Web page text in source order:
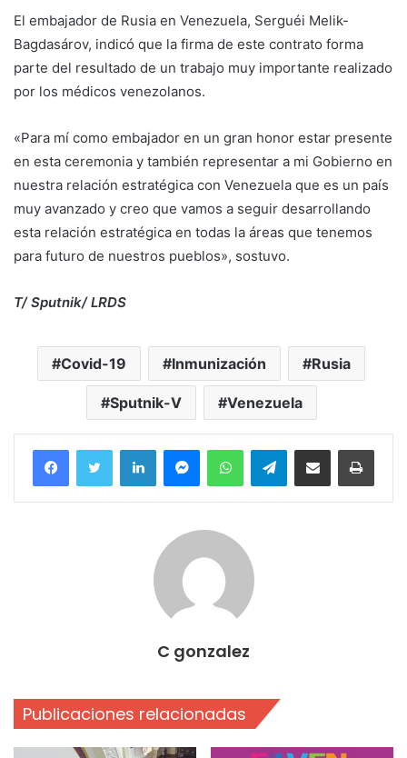
El embajador de Rusia en Venezuela, Serguéi Melik-
Bagdasárov, indicó que la firma de este contrato forma
parte del resultado de un trabajo muy importante realizado
por los médicos venezolanos.
«Para mí como embajador en un gran honor estar presente
en esta ceremonia y también representar a mi Gobierno en
nuestra relación estratégica con Venezuela que es un país
muy avanzado y creo que vamos a seguir desarrollando
esta relación estratégica en todas la áreas que tenemos
para futuro de nuestros pueblos», sostuvo.
T/ Sputnik/ LRDS
Covid-19 Inmunización Rusia
Sputnik-V Venezuela
FacebookTwitter LinkedInMessengerWhatsAppTelegramCompartir por correo electrónico
C gonzalez
Publicaciones relacionadas